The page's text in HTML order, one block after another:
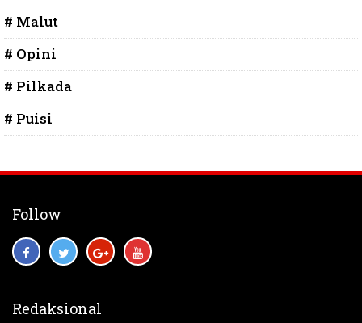
# Malut
# Opini
# Pilkada
# Puisi
Follow
Redaksional